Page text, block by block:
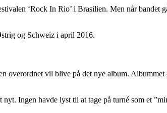
‘Rock In Rio’ i Brasilien. Men når bandet
og Schweiz i april 2016.
vil blive på det nye album.
Ingen havde lyst til at tage på turné som et